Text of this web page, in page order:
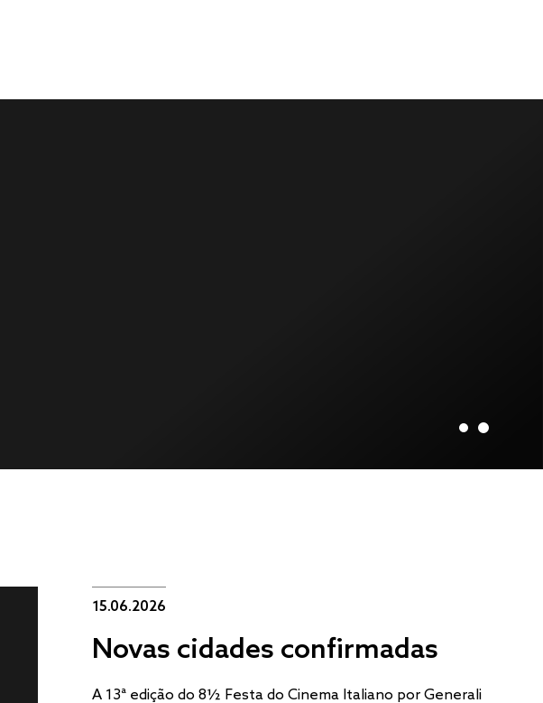
15.06.2026
Novas cidades confirmadas
A 13ª edição do 8½ Festa do Cinema Italiano por Generali